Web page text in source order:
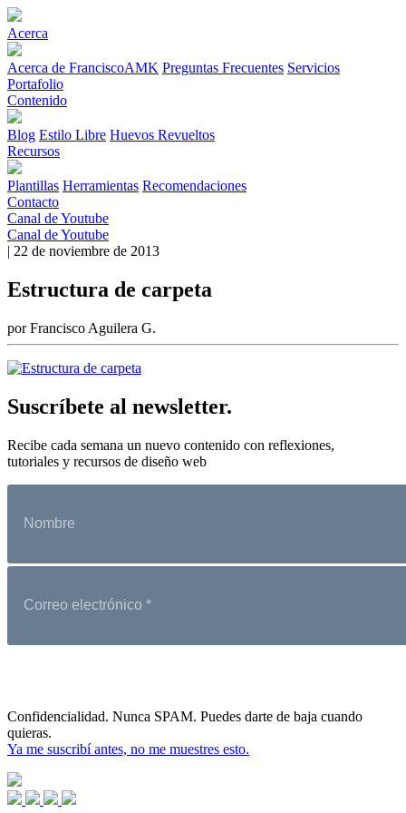
Acerca
Acerca de FranciscoAMK Preguntas Frecuentes Servicios
Portafolio
Contenido
Blog Estilo Libre Huevos Revueltos
Recursos
Plantillas Herramientas Recomendaciones
Contacto
Canal de Youtube
Canal de Youtube
| 22 de noviembre de 2013
Estructura de carpeta
por Francisco Aguilera G.
Suscríbete al newsletter.
Recibe cada semana un nuevo contenido con reflexiones,
tutoriales y recursos de diseño web
Confidencialidad. Nunca SPAM. Puedes darte de baja cuando
quieras.
Ya me suscribí antes, no me muestres esto.